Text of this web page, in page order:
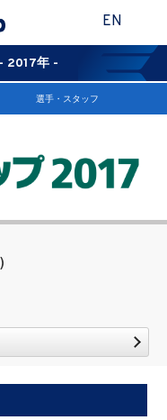
EN
- 2017年 -
選手・スタッフ